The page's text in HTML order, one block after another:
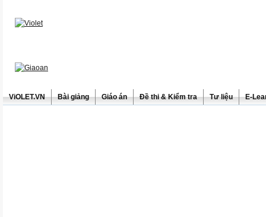
ViOLET.VN Bài giảng Giáo án Đề thi & Kiểm tra Tư liệu E-